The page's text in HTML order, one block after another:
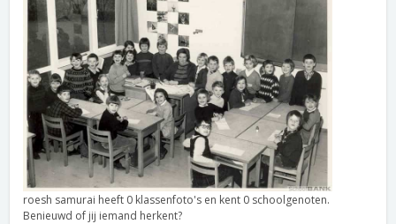
roesh samurai heeft 0 klassenfoto's en kent 0 schoolgenoten.
Benieuwd of jij iemand herkent?